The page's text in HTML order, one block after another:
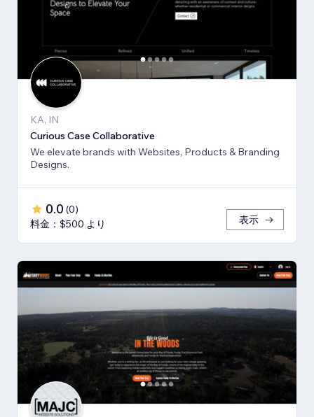
KA, IN
Curious Case Collaborative
We elevate brands with Websites, Products & Branding
Designs.
0.0 (0)
料金：$500 より
表示